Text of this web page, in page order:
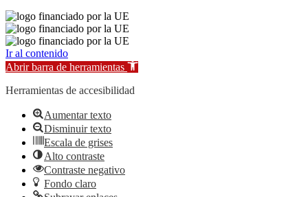
Ir al contenido
Abrir barra de herramientas
Herramientas de accesibilidad
Aumentar texto
Disminuir texto
Escala de grises
Alto contraste
Contraste negativo
Fondo claro